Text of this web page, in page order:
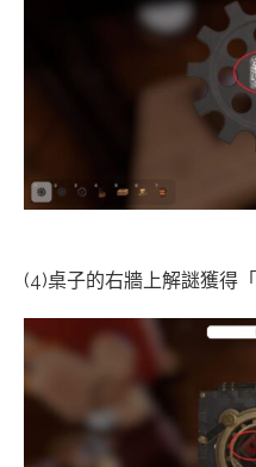
(4)桌子的右牆上解謎獲得